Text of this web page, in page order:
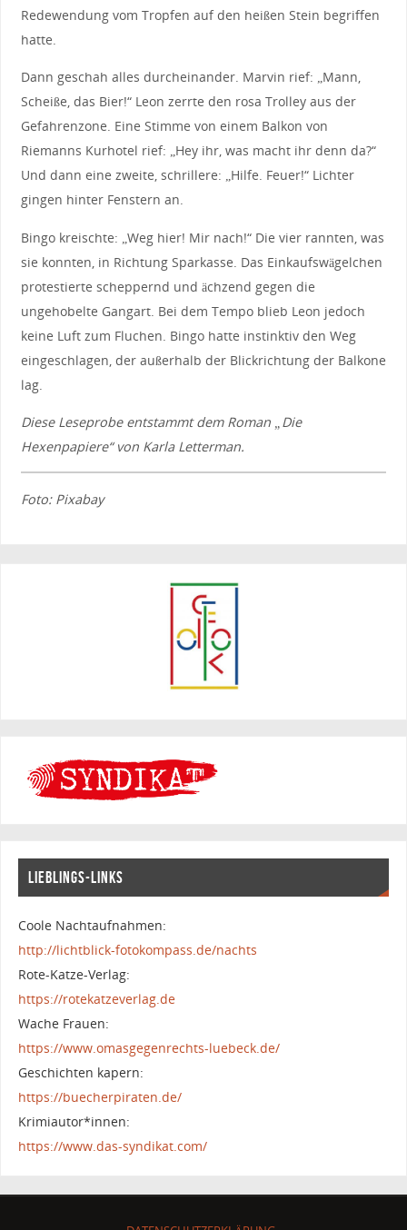
Redewendung vom Tropfen auf den heißen Stein begriffen
hatte.
Dann geschah alles durcheinander. Marvin rief: „Mann,
Scheiße, das Bier!“ Leon zerrte den rosa Trolley aus der
Gefahrenzone. Eine Stimme von einem Balkon von
Riemanns Kurhotel rief: „Hey ihr, was macht ihr denn da?“
Und dann eine zweite, schrillere: „Hilfe. Feuer!“ Lichter
gingen hinter Fenstern an.
Bingo kreischte: „Weg hier! Mir nach!“ Die vier rannten, was
sie konnten, in Richtung Sparkasse. Das Einkaufswägelchen
protestierte scheppernd und ächzend gegen die
ungehobelte Gangart. Bei dem Tempo blieb Leon jedoch
keine Luft zum Fluchen. Bingo hatte instinktiv den Weg
eingeschlagen, der außerhalb der Blickrichtung der Balkone
lag.
Diese Leseprobe entstammt dem Roman „Die
Hexenpapiere“ von Karla Letterman.
Foto: Pixabay
LIEBLINGS-LINKS
Coole Nachtaufnahmen:
http://lichtblick-fotokompass.de/nachts
Rote-Katze-Verlag:
https://rotekatzeverlag.de
Wache Frauen:
https://www.omasgegenrechts-luebeck.de/
Geschichten kapern:
https://buecherpiraten.de/
Krimiautor*innen:
https://www.das-syndikat.com/